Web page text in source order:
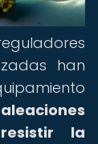
han
la